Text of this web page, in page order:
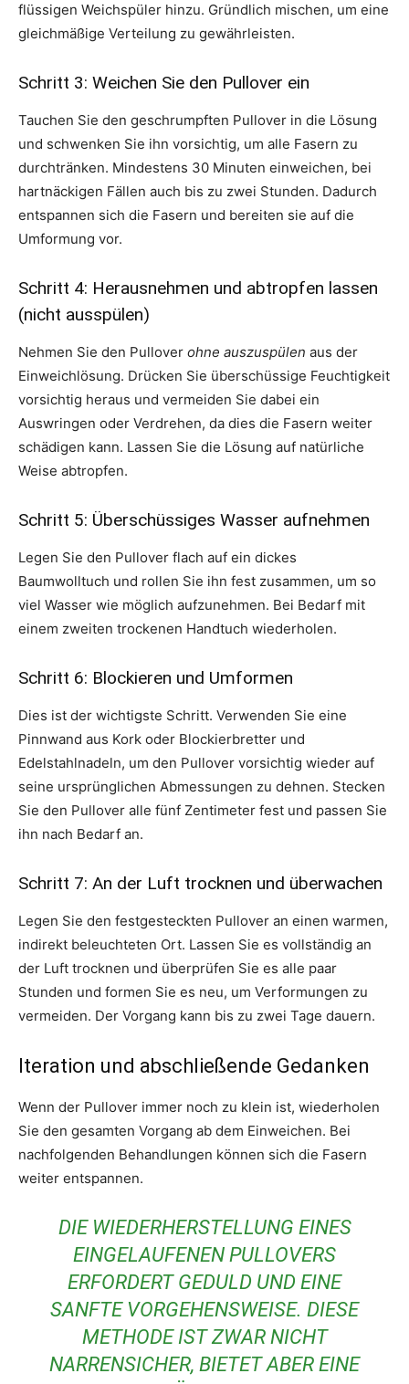
flüssigen Weichspüler hinzu. Gründlich mischen, um eine
gleichmäßige Verteilung zu gewährleisten.
Schritt 3: Weichen Sie den Pullover ein
Tauchen Sie den geschrumpften Pullover in die Lösung
und schwenken Sie ihn vorsichtig, um alle Fasern zu
durchtränken. Mindestens 30 Minuten einweichen, bei
hartnäckigen Fällen auch bis zu zwei Stunden. Dadurch
entspannen sich die Fasern und bereiten sie auf die
Umformung vor.
Schritt 4: Herausnehmen und abtropfen lassen
(nicht ausspülen)
Nehmen Sie den Pullover ohne auszuspülen aus der
Einweichlösung. Drücken Sie überschüssige Feuchtigkeit
vorsichtig heraus und vermeiden Sie dabei ein
Auswringen oder Verdrehen, da dies die Fasern weiter
schädigen kann. Lassen Sie die Lösung auf natürliche
Weise abtropfen.
Schritt 5: Überschüssiges Wasser aufnehmen
Legen Sie den Pullover flach auf ein dickes
Baumwolltuch und rollen Sie ihn fest zusammen, um so
viel Wasser wie möglich aufzunehmen. Bei Bedarf mit
einem zweiten trockenen Handtuch wiederholen.
Schritt 6: Blockieren und Umformen
Dies ist der wichtigste Schritt. Verwenden Sie eine
Pinnwand aus Kork oder Blockierbretter und
Edelstahlnadeln, um den Pullover vorsichtig wieder auf
seine ursprünglichen Abmessungen zu dehnen. Stecken
Sie den Pullover alle fünf Zentimeter fest und passen Sie
ihn nach Bedarf an.
Schritt 7: An der Luft trocknen und überwachen
Legen Sie den festgesteckten Pullover an einen warmen,
indirekt beleuchteten Ort. Lassen Sie es vollständig an
der Luft trocknen und überprüfen Sie es alle paar
Stunden und formen Sie es neu, um Verformungen zu
vermeiden. Der Vorgang kann bis zu zwei Tage dauern.
Iteration und abschließende Gedanken
Wenn der Pullover immer noch zu klein ist, wiederholen
Sie den gesamten Vorgang ab dem Einweichen. Bei
nachfolgenden Behandlungen können sich die Fasern
weiter entspannen.
DIE WIEDERHERSTELLUNG EINES
EINGELAUFENEN PULLOVERS
ERFORDERT GEDULD UND EINE
SANFTE VORGEHENSWEISE. DIESE
METHODE IST ZWAR NICHT
NARRENSICHER, BIETET ABER EINE